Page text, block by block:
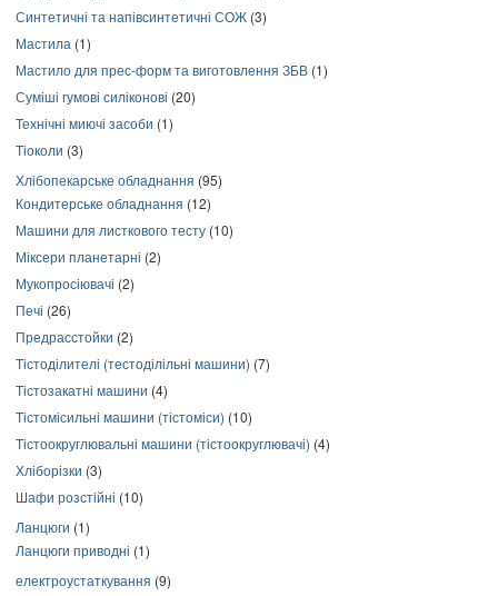
Синтетичні та напівсинтетичні СОЖ (3)
Мастила (1)
Мастило для прес-форм та виготовлення ЗБВ (1)
Суміші гумові силіконові (20)
Технічні миючі засоби (1)
Тіоколи (3)
Хлібопекарське обладнання (95)
Кондитерське обладнання (12)
Машини для листкового тесту (10)
Міксери планетарні (2)
Мукопросіювачі (2)
Печі (26)
Предрасстойки (2)
Тістоділителі (тестоділільні машини) (7)
Тістозакатні машини (4)
Тістомісильні машини (тістоміси) (10)
Тістоокруглювальні машини (тістоокруглювачі) (4)
Хліборізки (3)
Шафи розстійні (10)
Ланцюги (1)
Ланцюги приводні (1)
електроустаткування (9)